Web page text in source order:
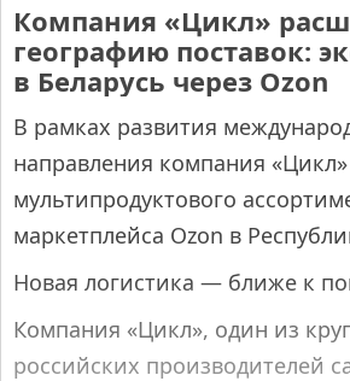
Компания «Цикл»
географию поставок:
в Беларусь через Ozon
В рамках развития
направления компания
мультипродуктового
маркетплейса Ozon в
Новая логистика — ближе к
Компания «Цикл», один из
российских производителей